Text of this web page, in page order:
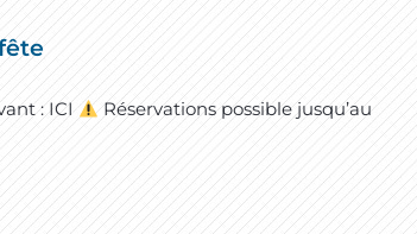
: ICI
Réservations possible jusqu’au